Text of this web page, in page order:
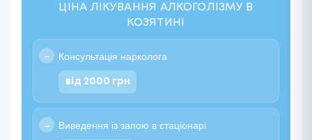
ЦІНА ЛІКУВАННЯ АЛКОГОЛІЗМУ В
КОЗЯТИНІ
Консультація нарколога
від 2000 грн
Виведення із запою в стаціонарі